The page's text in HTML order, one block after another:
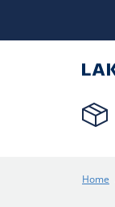
Home